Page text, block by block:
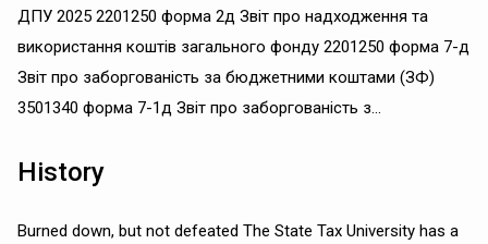
ДПУ 2025 2201250 форма 2д Звіт про надходження та
використання коштів загального фонду 2201250 форма 7-д
Звіт про заборгованість за бюджетними коштами (ЗФ)
3501340 форма 7-1д Звіт про заборгованість з...
History
Burned down, but not defeated The State Tax University has a